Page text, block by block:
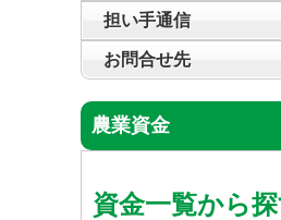
担い手通信
お問合せ先
農業資金
資金一覧から